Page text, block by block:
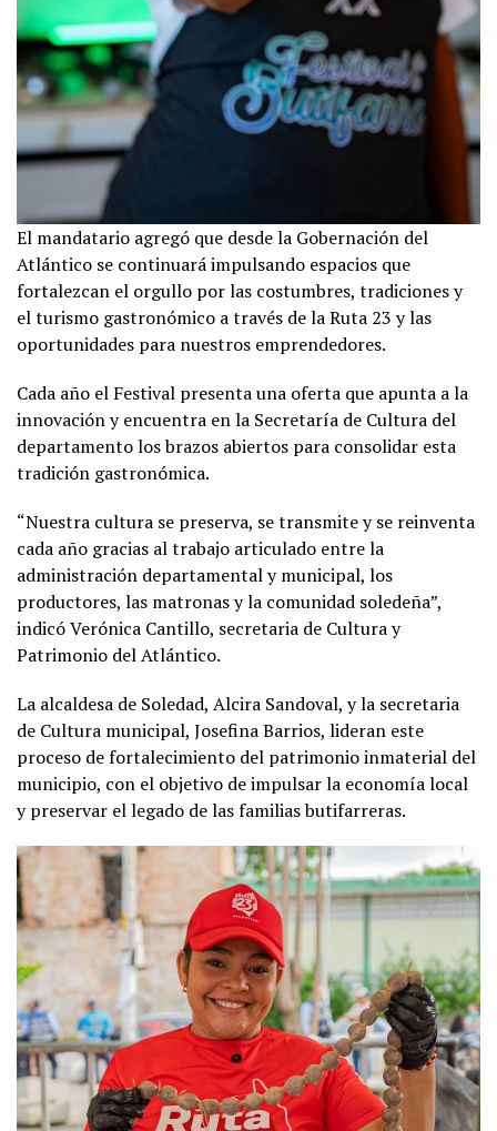
El mandatario agregó que desde la Gobernación del
Atlántico se continuará impulsando espacios que
fortalezcan el orgullo por las costumbres, tradiciones y
el turismo gastronómico a través de la Ruta 23 y las
oportunidades para nuestros emprendedores.
Cada año el Festival presenta una oferta que apunta a la
innovación y encuentra en la Secretaría de Cultura del
departamento los brazos abiertos para consolidar esta
tradición gastronómica.
“Nuestra cultura se preserva, se transmite y se reinventa
cada año gracias al trabajo articulado entre la
administración departamental y municipal, los
productores, las matronas y la comunidad soledeña”,
indicó Verónica Cantillo, secretaria de Cultura y
Patrimonio del Atlántico.
La alcaldesa de Soledad, Alcira Sandoval, y la secretaria
de Cultura municipal, Josefina Barrios, lideran este
proceso de fortalecimiento del patrimonio inmaterial del
municipio, con el objetivo de impulsar la economía local
y preservar el legado de las familias butifarreras.